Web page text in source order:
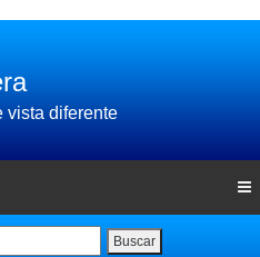
vista diferente
Buscar